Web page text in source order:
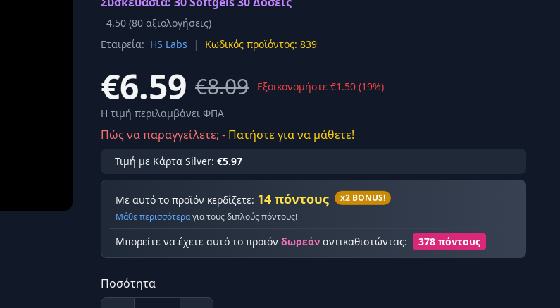
Προβολή όλων των αποτελεσμάτων
4.50 (80 αξιολογήσεις)
Εταιρεία: HS Labs | Κωδικός προϊόντος: 839
€6.59 €8.09
Εξοικονομήστε €1.50 (19%)
Η τιμή περιλαμβάνει ΦΠΑ
Πώς να παραγγείλετε; - Πατήστε για να μάθετε!
Τιμή με Κάρτα Silver: €5.97
Με αυτό το προϊόν κερδίζετε: 14 πόντους
x2 BONUS!
Μάθε περισσότεραγια τους διπλούς πόντους!
Μπορείτε να έχετε αυτό το προϊόν δωρεάν αντικαθιστώντας: 378 πόντους
Ποσότητα
Σύνδεση
Εγγραφείτε εδώ
Ασφαλής σύνδεση